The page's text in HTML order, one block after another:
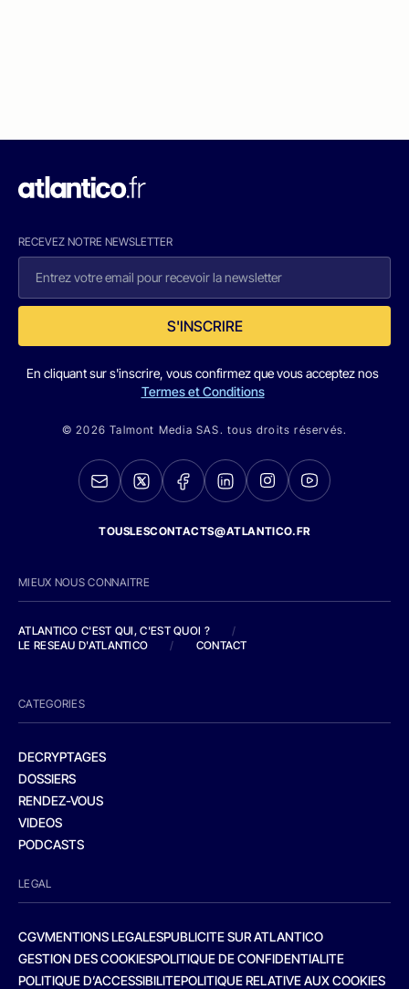
RECEVEZ NOTRE NEWSLETTER
S'INSCRIRE
En cliquant sur s'inscrire, vous confirmez que vous acceptez nos
Termes et Conditions
© 2026 Talmont Media SAS. tous droits réservés.
TOUSLESCONTACTS@ATLANTICO.FR
MIEUX NOUS CONNAITRE
ATLANTICO C'EST QUI, C'EST QUOI ?
/
LE RESEAU D'ATLANTICO
/ CONTACT
CATEGORIES
DECRYPTAGES
DOSSIERS
RENDEZ-VOUS
VIDEOS
PODCASTS
LEGAL
CGVMENTIONS LEGALESPUBLICITE SUR ATLANTICO
GESTION DES COOKIESPOLITIQUE DE CONFIDENTIALITE
POLITIQUE D’ACCESSIBILITEPOLITIQUE RELATIVE AUX COOKIES